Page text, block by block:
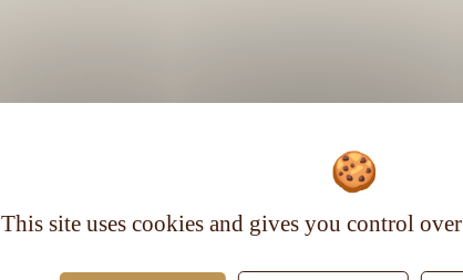
This site uses cookies and gives you control